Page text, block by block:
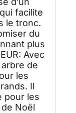
facilite
le tronc.
du
plus
Avec
de
les
Il
pour les
Noël